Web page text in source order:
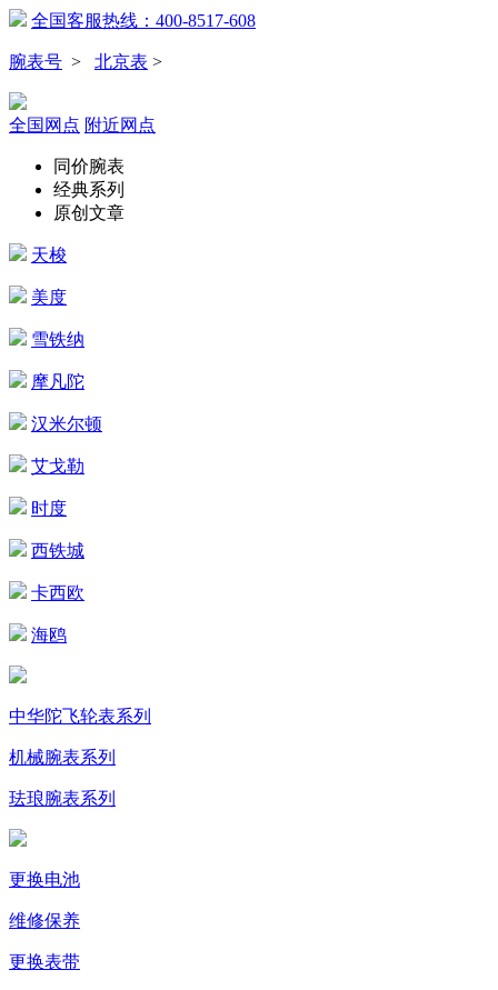
全国客服热线：400-8517-608
腕表号 > 北京表 >
全国网点 附近网点
同价腕表
经典系列
原创文章
天梭
美度
雪铁纳
摩凡陀
汉米尔顿
艾戈勒
时度
西铁城
卡西欧
海鸥
中华陀飞轮表系列
机械腕表系列
珐琅腕表系列
更换电池
维修保养
更换表带